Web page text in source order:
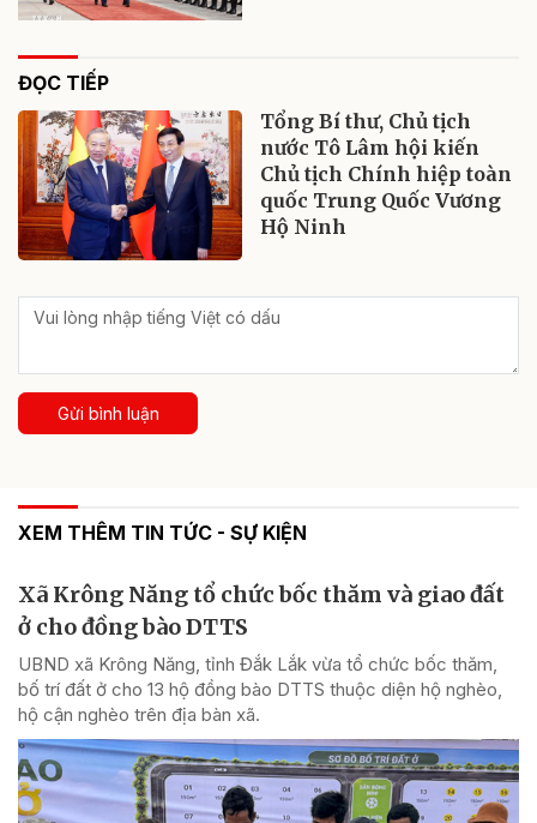
ĐỌC TIẾP
Tổng Bí thư, Chủ tịch
nước Tô Lâm hội kiến
Chủ tịch Chính hiệp toàn
quốc Trung Quốc Vương
Hộ Ninh
Gửi bình luận
XEM THÊM TIN TỨC - SỰ KIỆN
Xã Krông Năng tổ chức bốc thăm và giao đất
ở cho đồng bào DTTS
UBND xã Krông Năng, tỉnh Đắk Lắk vừa tổ chức bốc thăm,
bố trí đất ở cho 13 hộ đồng bào DTTS thuộc diện hộ nghèo,
hộ cận nghèo trên địa bàn xã.